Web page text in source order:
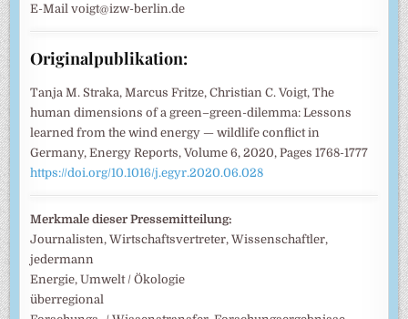
E-Mail voigt@izw-berlin.de
Originalpublikation:
Tanja M. Straka, Marcus Fritze, Christian C. Voigt, The
human dimensions of a green–green-dilemma: Lessons
learned from the wind energy — wildlife conflict in
Germany, Energy Reports, Volume 6, 2020, Pages 1768-1777
https://doi.org/10.1016/j.egyr.2020.06.028
Merkmale dieser Pressemitteilung:
Journalisten, Wirtschaftsvertreter, Wissenschaftler,
jedermann
Energie, Umwelt / Ökologie
überregional